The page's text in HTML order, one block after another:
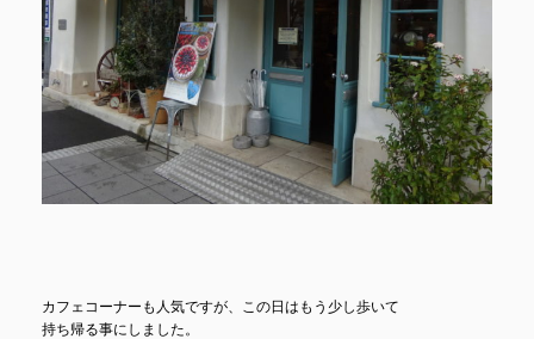
カフェコーナーも人気ですが、この日はもう少し歩いて
持ち帰る事にしました。